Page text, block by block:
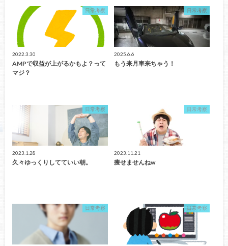
日常考察
2022.3.30
AMPで収益が上がるかもよ？って
マジ？
日常考察
2025.6.6
もう来月車来ちゃう！
日常考察
2023.1.28
久々ゆっくりしてていい朝。
日常考察
2023.11.21
痩せませんねw
日常考察 日常考察